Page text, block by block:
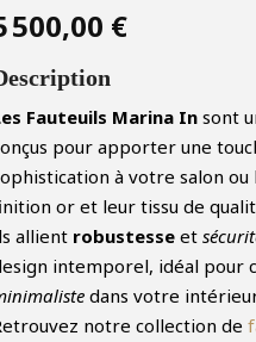
500,00 €
Fauteuils Marina In sont
pour apporter une
à votre salon ou
or et leur tissu de
allient robustesse et
intemporel, idéal pour
dans votre
notre collection de